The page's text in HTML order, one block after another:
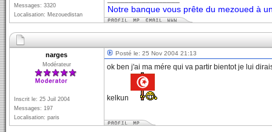
Messages: 3320
Localisation: Mezouedistan
Notre banque vous prête du mezoued à
narges
Modérateur
Inscrit le: 25 Juil 2004
Messages: 197
Localisation: paris
Posté le: 25 Nov 2004 21:13
ok ben j'ai ma mére qui va partir bientot je lui
kelkun